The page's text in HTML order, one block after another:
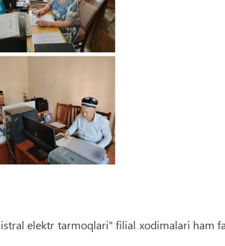
elektr tarmoqlari" filial xodimalari ham